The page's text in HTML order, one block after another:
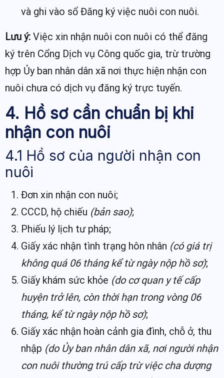
và ghi vào sổ Đăng ký việc nuôi con nuôi.
Lưu ý: Việc xin nhận nuôi con nuôi có thể đăng
ký trên Cổng Dịch vụ Công quốc gia, trừ trường
hợp Ủy ban nhân dân xã nơi thực hiện nhận con
nuôi chưa có dịch vụ đăng ký trực tuyến.
4. Hồ sơ cần chuẩn bị khi
nhận con nuôi
4.1 Hồ sơ của người nhận con
nuôi
Đơn xin nhận con nuôi;
CCCD, hộ chiếu (bản sao);
Phiếu lý lịch tư pháp;
Giấy xác nhận tình trạng hôn nhân (có giá trị
không quá 06 tháng kể từ ngày nộp hồ sơ);
Giấy khám sức khỏe (do cơ quan y tế cấp
huyện trở lên, còn thời hạn trong vòng 06
tháng, kể từ ngày nộp hồ sơ);
Giấy xác nhận hoàn cảnh gia đình, chỗ ở, thu
nhập (do Ủy ban nhân dân xã, nơi người nhận
con nuôi thường trú cấp trừ việc cha dượng